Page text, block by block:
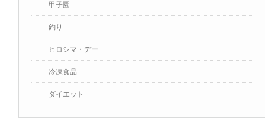
甲子園
釣り
ヒロシマ・デー
冷凍食品
ダイエット